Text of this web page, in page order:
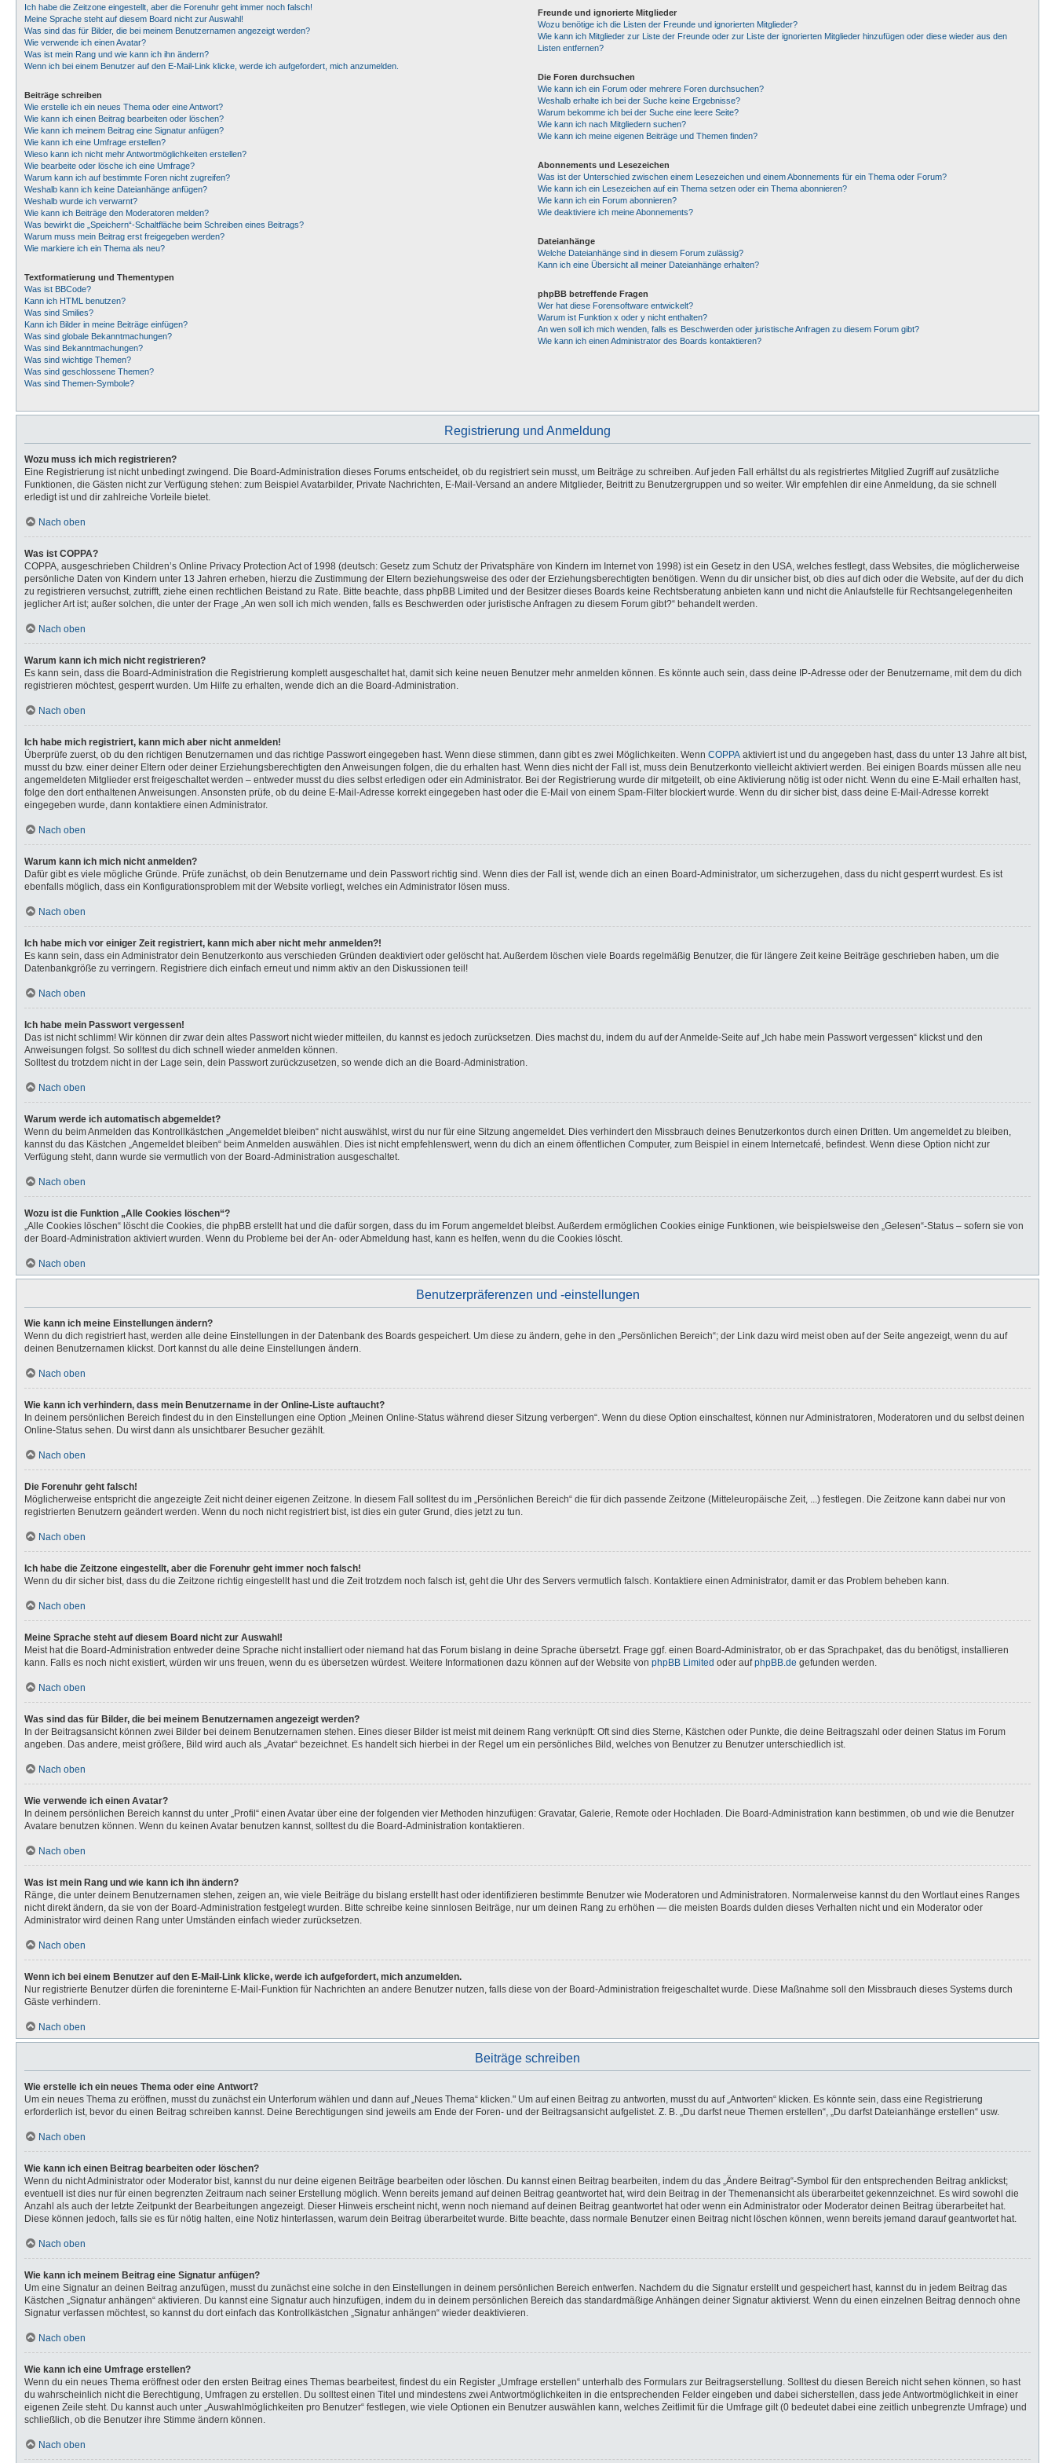
Ich habe die Zeitzone eingestellt, aber die Forenuhr geht immer noch falsch!
Meine Sprache steht auf diesem Board nicht zur Auswahl!
Was sind das für Bilder, die bei meinem Benutzernamen angezeigt werden?
Wie verwende ich einen Avatar?
Was ist mein Rang und wie kann ich ihn ändern?
Wenn ich bei einem Benutzer auf den E-Mail-Link klicke, werde ich aufgefordert, mich anzumelden.
Beiträge schreiben
Wie erstelle ich ein neues Thema oder eine Antwort?
Wie kann ich einen Beitrag bearbeiten oder löschen?
Wie kann ich meinem Beitrag eine Signatur anfügen?
Wie kann ich eine Umfrage erstellen?
Wieso kann ich nicht mehr Antwortmöglichkeiten erstellen?
Wie bearbeite oder lösche ich eine Umfrage?
Warum kann ich auf bestimmte Foren nicht zugreifen?
Weshalb kann ich keine Dateianhänge anfügen?
Weshalb wurde ich verwarnt?
Wie kann ich Beiträge den Moderatoren melden?
Was bewirkt die „Speichern“-Schaltfläche beim Schreiben eines Beitrags?
Warum muss mein Beitrag erst freigegeben werden?
Wie markiere ich ein Thema als neu?
Textformatierung und Thementypen
Was ist BBCode?
Kann ich HTML benutzen?
Was sind Smilies?
Kann ich Bilder in meine Beiträge einfügen?
Was sind globale Bekanntmachungen?
Was sind Bekanntmachungen?
Was sind wichtige Themen?
Was sind geschlossene Themen?
Was sind Themen-Symbole?
Freunde und ignorierte Mitglieder
Wozu benötige ich die Listen der Freunde und ignorierten Mitglieder?
Wie kann ich Mitglieder zur Liste der Freunde oder zur Liste der ignorierten Mitglieder hinzufügen oder diese wieder aus den
Listen entfernen?
Die Foren durchsuchen
Wie kann ich ein Forum oder mehrere Foren durchsuchen?
Weshalb erhalte ich bei der Suche keine Ergebnisse?
Warum bekomme ich bei der Suche eine leere Seite?
Wie kann ich nach Mitgliedern suchen?
Wie kann ich meine eigenen Beiträge und Themen finden?
Abonnements und Lesezeichen
Was ist der Unterschied zwischen einem Lesezeichen und einem Abonnements für ein Thema oder Forum?
Wie kann ich ein Lesezeichen auf ein Thema setzen oder ein Thema abonnieren?
Wie kann ich ein Forum abonnieren?
Wie deaktiviere ich meine Abonnements?
Dateianhänge
Welche Dateianhänge sind in diesem Forum zulässig?
Kann ich eine Übersicht all meiner Dateianhänge erhalten?
phpBB betreffende Fragen
Wer hat diese Forensoftware entwickelt?
Warum ist Funktion x oder y nicht enthalten?
An wen soll ich mich wenden, falls es Beschwerden oder juristische Anfragen zu diesem Forum gibt?
Wie kann ich einen Administrator des Boards kontaktieren?
Registrierung und Anmeldung
Wozu muss ich mich registrieren?
Eine Registrierung ist nicht unbedingt zwingend. Die Board-Administration dieses Forums entscheidet, ob du registriert sein musst, um Beiträge zu schreiben. Auf jeden Fall erhältst du als registriertes Mitglied Zugriff auf zusätzliche
Funktionen, die Gästen nicht zur Verfügung stehen: zum Beispiel Avatarbilder, Private Nachrichten, E-Mail-Versand an andere Mitglieder, Beitritt zu Benutzergruppen und so weiter. Wir empfehlen dir eine Anmeldung, da sie schnell
erledigt ist und dir zahlreiche Vorteile bietet.
Nach oben
Was ist COPPA?
COPPA, ausgeschrieben Children’s Online Privacy Protection Act of 1998 (deutsch: Gesetz zum Schutz der Privatsphäre von Kindern im Internet von 1998) ist ein Gesetz in den USA, welches festlegt, dass Websites, die möglicherweise
persönliche Daten von Kindern unter 13 Jahren erheben, hierzu die Zustimmung der Eltern beziehungsweise des oder der Erziehungsberechtigten benötigen. Wenn du dir unsicher bist, ob dies auf dich oder die Website, auf der du dich
zu registrieren versuchst, zutrifft, ziehe einen rechtlichen Beistand zu Rate. Bitte beachte, dass phpBB Limited und der Besitzer dieses Boards keine Rechtsberatung anbieten kann und nicht die Anlaufstelle für Rechtsangelegenheiten
jeglicher Art ist; außer solchen, die unter der Frage „An wen soll ich mich wenden, falls es Beschwerden oder juristische Anfragen zu diesem Forum gibt?“ behandelt werden.
Nach oben
Warum kann ich mich nicht registrieren?
Es kann sein, dass die Board-Administration die Registrierung komplett ausgeschaltet hat, damit sich keine neuen Benutzer mehr anmelden können. Es könnte auch sein, dass deine IP-Adresse oder der Benutzername, mit dem du dich
registrieren möchtest, gesperrt wurden. Um Hilfe zu erhalten, wende dich an die Board-Administration.
Nach oben
Ich habe mich registriert, kann mich aber nicht anmelden!
Überprüfe zuerst, ob du den richtigen Benutzernamen und das richtige Passwort eingegeben hast. Wenn diese stimmen, dann gibt es zwei Möglichkeiten. Wenn COPPA aktiviert ist und du angegeben hast, dass du unter 13 Jahre alt bist,
musst du bzw. einer deiner Eltern oder deiner Erziehungsberechtigten den Anweisungen folgen, die du erhalten hast. Wenn dies nicht der Fall ist, muss dein Benutzerkonto vielleicht aktiviert werden. Bei einigen Boards müssen alle neu
angemeldeten Mitglieder erst freigeschaltet werden – entweder musst du dies selbst erledigen oder ein Administrator. Bei der Registrierung wurde dir mitgeteilt, ob eine Aktivierung nötig ist oder nicht. Wenn du eine E-Mail erhalten hast,
folge den dort enthaltenen Anweisungen. Ansonsten prüfe, ob du deine E-Mail-Adresse korrekt eingegeben hast oder die E-Mail von einem Spam-Filter blockiert wurde. Wenn du dir sicher bist, dass deine E-Mail-Adresse korrekt
eingegeben wurde, dann kontaktiere einen Administrator.
Nach oben
Warum kann ich mich nicht anmelden?
Dafür gibt es viele mögliche Gründe. Prüfe zunächst, ob dein Benutzername und dein Passwort richtig sind. Wenn dies der Fall ist, wende dich an einen Board-Administrator, um sicherzugehen, dass du nicht gesperrt wurdest. Es ist
ebenfalls möglich, dass ein Konfigurationsproblem mit der Website vorliegt, welches ein Administrator lösen muss.
Nach oben
Ich habe mich vor einiger Zeit registriert, kann mich aber nicht mehr anmelden?!
Es kann sein, dass ein Administrator dein Benutzerkonto aus verschieden Gründen deaktiviert oder gelöscht hat. Außerdem löschen viele Boards regelmäßig Benutzer, die für längere Zeit keine Beiträge geschrieben haben, um die
Datenbankgröße zu verringern. Registriere dich einfach erneut und nimm aktiv an den Diskussionen teil!
Nach oben
Ich habe mein Passwort vergessen!
Das ist nicht schlimm! Wir können dir zwar dein altes Passwort nicht wieder mitteilen, du kannst es jedoch zurücksetzen. Dies machst du, indem du auf der Anmelde-Seite auf „Ich habe mein Passwort vergessen“ klickst und den
Anweisungen folgst. So solltest du dich schnell wieder anmelden können.
Solltest du trotzdem nicht in der Lage sein, dein Passwort zurückzusetzen, so wende dich an die Board-Administration.
Nach oben
Warum werde ich automatisch abgemeldet?
Wenn du beim Anmelden das Kontrollkästchen „Angemeldet bleiben“ nicht auswählst, wirst du nur für eine Sitzung angemeldet. Dies verhindert den Missbrauch deines Benutzerkontos durch einen Dritten. Um angemeldet zu bleiben,
kannst du das Kästchen „Angemeldet bleiben“ beim Anmelden auswählen. Dies ist nicht empfehlenswert, wenn du dich an einem öffentlichen Computer, zum Beispiel in einem Internetcafé, befindest. Wenn diese Option nicht zur
Verfügung steht, dann wurde sie vermutlich von der Board-Administration ausgeschaltet.
Nach oben
Wozu ist die Funktion „Alle Cookies löschen“?
„Alle Cookies löschen“ löscht die Cookies, die phpBB erstellt hat und die dafür sorgen, dass du im Forum angemeldet bleibst. Außerdem ermöglichen Cookies einige Funktionen, wie beispielsweise den „Gelesen“-Status – sofern sie von
der Board-Administration aktiviert wurden. Wenn du Probleme bei der An- oder Abmeldung hast, kann es helfen, wenn du die Cookies löscht.
Nach oben
Benutzerpräferenzen und -einstellungen
Wie kann ich meine Einstellungen ändern?
Wenn du dich registriert hast, werden alle deine Einstellungen in der Datenbank des Boards gespeichert. Um diese zu ändern, gehe in den „Persönlichen Bereich“; der Link dazu wird meist oben auf der Seite angezeigt, wenn du auf
deinen Benutzernamen klickst. Dort kannst du alle deine Einstellungen ändern.
Nach oben
Wie kann ich verhindern, dass mein Benutzername in der Online-Liste auftaucht?
In deinem persönlichen Bereich findest du in den Einstellungen eine Option „Meinen Online-Status während dieser Sitzung verbergen“. Wenn du diese Option einschaltest, können nur Administratoren, Moderatoren und du selbst deinen
Online-Status sehen. Du wirst dann als unsichtbarer Besucher gezählt.
Nach oben
Die Forenuhr geht falsch!
Möglicherweise entspricht die angezeigte Zeit nicht deiner eigenen Zeitzone. In diesem Fall solltest du im „Persönlichen Bereich“ die für dich passende Zeitzone (Mitteleuropäische Zeit, ...) festlegen. Die Zeitzone kann dabei nur von
registrierten Benutzern geändert werden. Wenn du noch nicht registriert bist, ist dies ein guter Grund, dies jetzt zu tun.
Nach oben
Ich habe die Zeitzone eingestellt, aber die Forenuhr geht immer noch falsch!
Wenn du dir sicher bist, dass du die Zeitzone richtig eingestellt hast und die Zeit trotzdem noch falsch ist, geht die Uhr des Servers vermutlich falsch. Kontaktiere einen Administrator, damit er das Problem beheben kann.
Nach oben
Meine Sprache steht auf diesem Board nicht zur Auswahl!
Meist hat die Board-Administration entweder deine Sprache nicht installiert oder niemand hat das Forum bislang in deine Sprache übersetzt. Frage ggf. einen Board-Administrator, ob er das Sprachpaket, das du benötigst, installieren
kann. Falls es noch nicht existiert, würden wir uns freuen, wenn du es übersetzen würdest. Weitere Informationen dazu können auf der Website von phpBB Limited oder aufphpBB.de gefunden werden.
Nach oben
Was sind das für Bilder, die bei meinem Benutzernamen angezeigt werden?
In der Beitragsansicht können zwei Bilder bei deinem Benutzernamen stehen. Eines dieser Bilder ist meist mit deinem Rang verknüpft: Oft sind dies Sterne, Kästchen oder Punkte, die deine Beitragszahl oder deinen Status im Forum
angeben. Das andere, meist größere, Bild wird auch als „Avatar“ bezeichnet. Es handelt sich hierbei in der Regel um ein persönliches Bild, welches von Benutzer zu Benutzer unterschiedlich ist.
Nach oben
Wie verwende ich einen Avatar?
In deinem persönlichen Bereich kannst du unter „Profil“ einen Avatar über eine der folgenden vier Methoden hinzufügen: Gravatar, Galerie, Remote oder Hochladen. Die Board-Administration kann bestimmen, ob und wie die Benutzer
Avatare benutzen können. Wenn du keinen Avatar benutzen kannst, solltest du die Board-Administration kontaktieren.
Nach oben
Was ist mein Rang und wie kann ich ihn ändern?
Ränge, die unter deinem Benutzernamen stehen, zeigen an, wie viele Beiträge du bislang erstellt hast oder identifizieren bestimmte Benutzer wie Moderatoren und Administratoren. Normalerweise kannst du den Wortlaut eines Ranges
nicht direkt ändern, da sie von der Board-Administration festgelegt wurden. Bitte schreibe keine sinnlosen Beiträge, nur um deinen Rang zu erhöhen — die meisten Boards dulden dieses Verhalten nicht und ein Moderator oder
Administrator wird deinen Rang unter Umständen einfach wieder zurücksetzen.
Nach oben
Wenn ich bei einem Benutzer auf den E-Mail-Link klicke, werde ich aufgefordert, mich anzumelden.
Nur registrierte Benutzer dürfen die foreninterne E-Mail-Funktion für Nachrichten an andere Benutzer nutzen, falls diese von der Board-Administration freigeschaltet wurde. Diese Maßnahme soll den Missbrauch dieses Systems durch
Gäste verhindern.
Nach oben
Beiträge schreiben
Wie erstelle ich ein neues Thema oder eine Antwort?
Um ein neues Thema zu eröffnen, musst du zunächst ein Unterforum wählen und dann auf „Neues Thema“ klicken." Um auf einen Beitrag zu antworten, musst du auf „Antworten“ klicken. Es könnte sein, dass eine Registrierung
erforderlich ist, bevor du einen Beitrag schreiben kannst. Deine Berechtigungen sind jeweils am Ende der Foren- und der Beitragsansicht aufgelistet. Z. B. „Du darfst neue Themen erstellen“, „Du darfst Dateianhänge erstellen“ usw.
Nach oben
Wie kann ich einen Beitrag bearbeiten oder löschen?
Wenn du nicht Administrator oder Moderator bist, kannst du nur deine eigenen Beiträge bearbeiten oder löschen. Du kannst einen Beitrag bearbeiten, indem du das „Ändere Beitrag“-Symbol für den entsprechenden Beitrag anklickst;
eventuell ist dies nur für einen begrenzten Zeitraum nach seiner Erstellung möglich. Wenn bereits jemand auf deinen Beitrag geantwortet hat, wird dein Beitrag in der Themenansicht als überarbeitet gekennzeichnet. Es wird sowohl die
Anzahl als auch der letzte Zeitpunkt der Bearbeitungen angezeigt. Dieser Hinweis erscheint nicht, wenn noch niemand auf deinen Beitrag geantwortet hat oder wenn ein Administrator oder Moderator deinen Beitrag überarbeitet hat.
Diese können jedoch, falls sie es für nötig halten, eine Notiz hinterlassen, warum dein Beitrag überarbeitet wurde. Bitte beachte, dass normale Benutzer einen Beitrag nicht löschen können, wenn bereits jemand darauf geantwortet hat.
Nach oben
Wie kann ich meinem Beitrag eine Signatur anfügen?
Um eine Signatur an deinen Beitrag anzufügen, musst du zunächst eine solche in den Einstellungen in deinem persönlichen Bereich entwerfen. Nachdem du die Signatur erstellt und gespeichert hast, kannst du in jedem Beitrag das
Kästchen „Signatur anhängen“ aktivieren. Du kannst eine Signatur auch hinzufügen, indem du in deinem persönlichen Bereich das standardmäßige Anhängen deiner Signatur aktivierst. Wenn du einen einzelnen Beitrag dennoch ohne
Signatur verfassen möchtest, so kannst du dort einfach das Kontrollkästchen „Signatur anhängen“ wieder deaktivieren.
Nach oben
Wie kann ich eine Umfrage erstellen?
Wenn du ein neues Thema eröffnest oder den ersten Beitrag eines Themas bearbeitest, findest du ein Register „Umfrage erstellen“ unterhalb des Formulars zur Beitragserstellung. Solltest du diesen Bereich nicht sehen können, so hast
du wahrscheinlich nicht die Berechtigung, Umfragen zu erstellen. Du solltest einen Titel und mindestens zwei Antwortmöglichkeiten in die entsprechenden Felder eingeben und dabei sicherstellen, dass jede Antwortmöglichkeit in einer
eigenen Zeile steht. Du kannst auch unter „Auswahlmöglichkeiten pro Benutzer“ festlegen, wie viele Optionen ein Benutzer auswählen kann, welches Zeitlimit für die Umfrage gilt (0 bedeutet dabei eine zeitlich unbegrenzte Umfrage) und
schließlich, ob die Benutzer ihre Stimme ändern können.
Nach oben